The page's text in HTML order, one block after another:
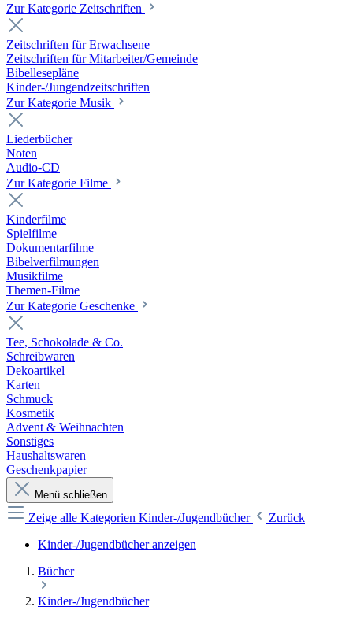
Zur Kategorie Zeitschriften
Zeitschriften für Erwachsene
Zeitschriften für Mitarbeiter/Gemeinde
Bibellesepläne
Kinder-/Jungendzeitschriften
Zur Kategorie Musik
Liederbücher
Noten
Audio-CD
Zur Kategorie Filme
Kinderfilme
Spielfilme
Dokumentarfilme
Bibelverfilmungen
Musikfilme
Themen-Filme
Zur Kategorie Geschenke
Tee, Schokolade & Co.
Schreibwaren
Dekoartikel
Karten
Schmuck
Kosmetik
Advent & Weihnachten
Sonstiges
Haushaltswaren
Geschenkpapier
Menü schließen
Zeige alle Kategorien Kinder-/Jugendbücher
Zurück
Kinder-/Jugendbücher anzeigen
Bücher
Kinder-/Jugendbücher